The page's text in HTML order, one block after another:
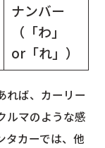
ナンバー
（「わ」
or「れ」）
れば、カーリー
ルマのような感
タカーでは、他